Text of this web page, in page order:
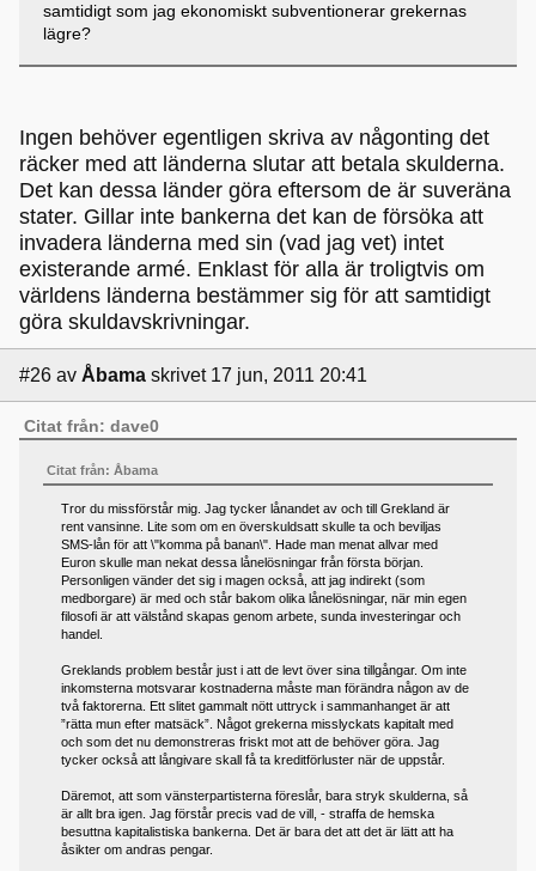
samtidigt som jag ekonomiskt subventionerar grekernas
lägre?
Ingen behöver egentligen skriva av någonting det
räcker med att länderna slutar att betala skulderna.
Det kan dessa länder göra eftersom de är suveräna
stater. Gillar inte bankerna det kan de försöka att
invadera länderna med sin (vad jag vet) intet
existerande armé. Enklast för alla är troligtvis om
världens länderna bestämmer sig för att samtidigt
göra skuldavskrivningar.
#26 av Åbama skrivet 17 jun, 2011 20:41
Citat från: dave0
Citat från: Åbama
Tror du missförstår mig. Jag tycker lånandet av och till Grekland är
rent vansinne. Lite som om en överskuldsatt skulle ta och beviljas
SMS-lån för att \"komma på banan\". Hade man menat allvar med
Euron skulle man nekat dessa lånelösningar från första början.
Personligen vänder det sig i magen också, att jag indirekt (som
medborgare) är med och står bakom olika lånelösningar, när min egen
filosofi är att välstånd skapas genom arbete, sunda investeringar och
handel.
Greklands problem består just i att de levt över sina tillgångar. Om inte
inkomsterna motsvarar kostnaderna måste man förändra någon av de
två faktorerna. Ett slitet gammalt nött uttryck i sammanhanget är att
”rätta mun efter matsäck”. Något grekerna misslyckats kapitalt med
och som det nu demonstreras friskt mot att de behöver göra. Jag
tycker också att långivare skall få ta kreditförluster när de uppstår.
Däremot, att som vänsterpartisterna föreslår, bara stryk skulderna, så
är allt bra igen. Jag förstår precis vad de vill, - straffa de hemska
besuttna kapitalistiska bankerna. Det är bara det att det är lätt att ha
åsikter om andras pengar.